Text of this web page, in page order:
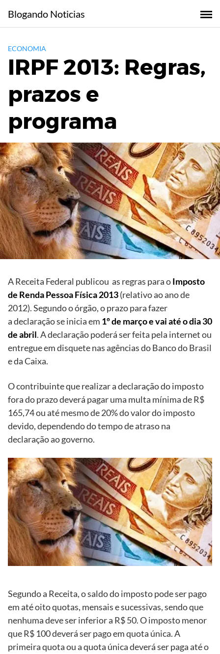
content
Blogando Noticias
ECONOMIA
IRPF 2013: Regras,
prazos e
programa
A Receita Federal publicou as regras para oImposto
de Renda Pessoa Física 2013(relativo ao ano de
2012). Segundo o órgão, o prazo para fazer
a declaração se inicia em 1º de março e vai até o dia 30
de abril. A declaração poderá ser feita pela internet ou
entregue em disquete nas agências do Banco do Brasil
e da Caixa.
O contribuinte que realizar a declaração do imposto
fora do prazo deverá pagar uma multa mínima de R$
165,74 ou até mesmo de 20% do valor do imposto
devido, dependendo do tempo de atraso na
declaração ao governo.
Segundo a Receita, o saldo do imposto pode ser pago
em até oito quotas, mensais e sucessivas, sendo que
nenhuma deve ser inferior a R$ 50. O imposto menor
que R$ 100 deverá ser pago em quota única. A
primeira quota ou a quota única deverá ser paga até o